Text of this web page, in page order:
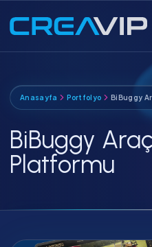
Anasayfa Portfolyo BiBuggy
BiBuggy
Platformu